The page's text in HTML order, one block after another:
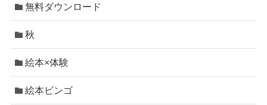
無料ダウンロード
秋
絵本×体験
絵本ビンゴ